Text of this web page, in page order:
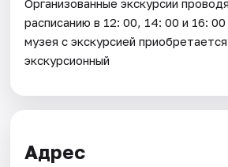
Организованные экскурсии
расписанию в 12: 00, 14: 00 и 16:
музея с экскурсией
экскурсионный
Адрес